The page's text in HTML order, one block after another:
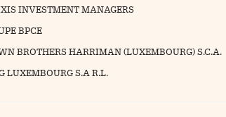
INVESTMENT MANAGERS
BPCE
BROTHERS HARRIMAN (LUXEMBOURG) S.C.A.
LUXEMBOURG S.A R.L.